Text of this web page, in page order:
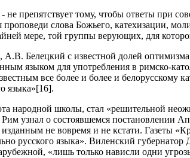
- не препятствует тому, чтобы ответы
проповеди слова Божьего, катехизации,
мере, той группы верующих, для
А.В. Белецкий с известной долей
языком для употребления в римско-
все более и более и белорусскому
языка»[16].
народной школы, стал «решительной
узнал о состоявшемся постановлении
не вовремя и не кстати. Газеты
русского языка». Виленский
«лишь только нависли одни